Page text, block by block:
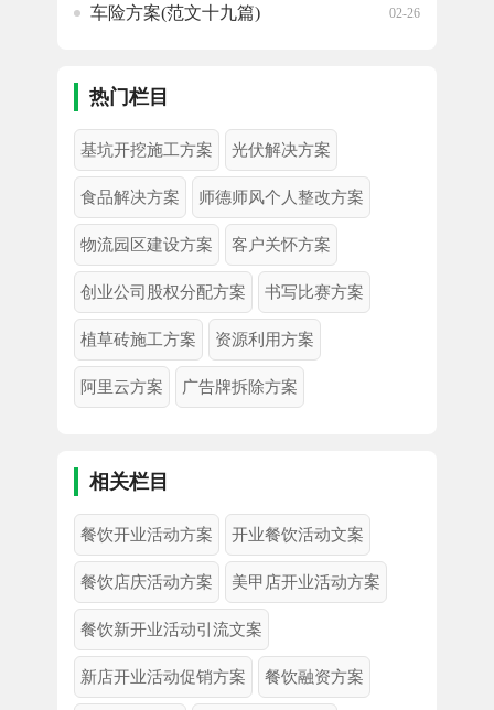
车险方案(范文十九篇) 02-26
热门栏目
基坑开挖施工方案 光伏解决方案
食品解决方案 师德师风个人整改方案
物流园区建设方案 客户关怀方案
创业公司股权分配方案 书写比赛方案
植草砖施工方案 资源利用方案
阿里云方案 广告牌拆除方案
相关栏目
餐饮开业活动方案 开业餐饮活动文案
餐饮店庆活动方案 美甲店开业活动方案
餐饮新开业活动引流文案
新店开业活动促销方案 餐饮融资方案